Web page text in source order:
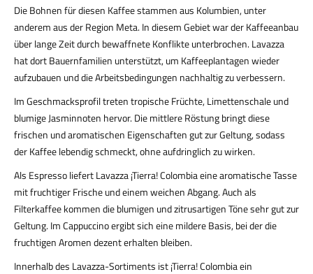
Die Bohnen für diesen Kaffee stammen aus Kolumbien, unter
anderem aus der Region Meta. In diesem Gebiet war der Kaffeeanbau
über lange Zeit durch bewaffnete Konflikte unterbrochen. Lavazza
hat dort Bauernfamilien unterstützt, um Kaffeeplantagen wieder
aufzubauen und die Arbeitsbedingungen nachhaltig zu verbessern.
Im Geschmacksprofil treten tropische Früchte, Limettenschale und
blumige Jasminnoten hervor. Die mittlere Röstung bringt diese
frischen und aromatischen Eigenschaften gut zur Geltung, sodass
der Kaffee lebendig schmeckt, ohne aufdringlich zu wirken.
Als Espresso liefert Lavazza ¡Tierra! Colombia eine aromatische Tasse
mit fruchtiger Frische und einem weichen Abgang. Auch als
Filterkaffee kommen die blumigen und zitrusartigen Töne sehr gut zur
Geltung. Im Cappuccino ergibt sich eine mildere Basis, bei der die
fruchtigen Aromen dezent erhalten bleiben.
Innerhalb des Lavazza-Sortiments ist ¡Tierra! Colombia ein